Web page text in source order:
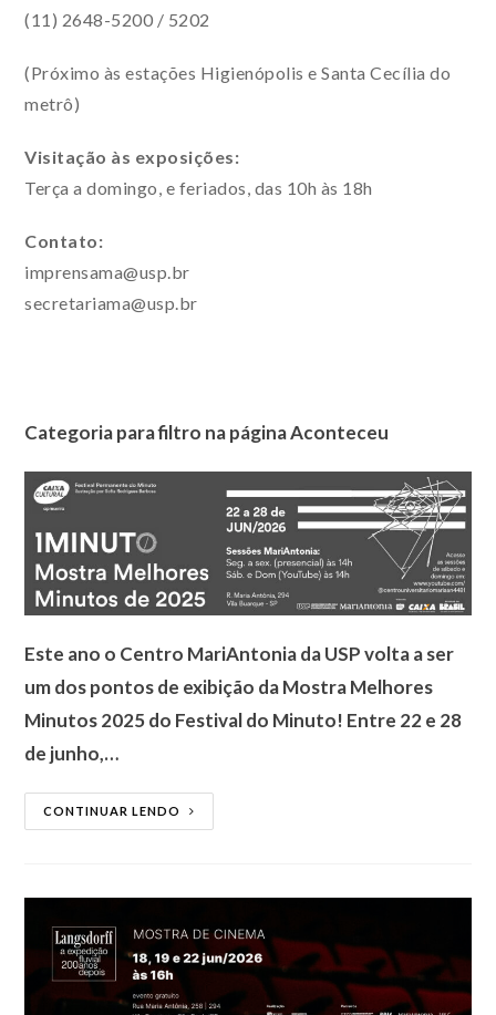
(11) 2648-5200 / 5202
(Próximo às estações Higienópolis e Santa Cecília do
metrô)
Visitação às exposições:
Terça a domingo, e feriados, das 10h às 18h
Contato:
imprensama@usp.br
secretariama@usp.br
Categoria para filtro na página Aconteceu
Este ano o Centro MariAntonia da USP volta a ser
um dos pontos de exibição da Mostra Melhores
Minutos 2025 do Festival do Minuto! Entre 22 e 28
de junho,…
CONTINUAR LENDO